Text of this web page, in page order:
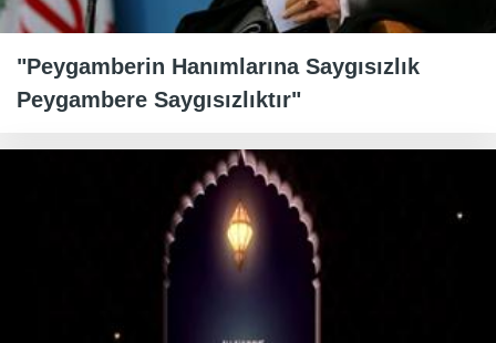
"Peygamberin Hanımlarına Saygısızlık
Peygambere Saygısızlıktır"